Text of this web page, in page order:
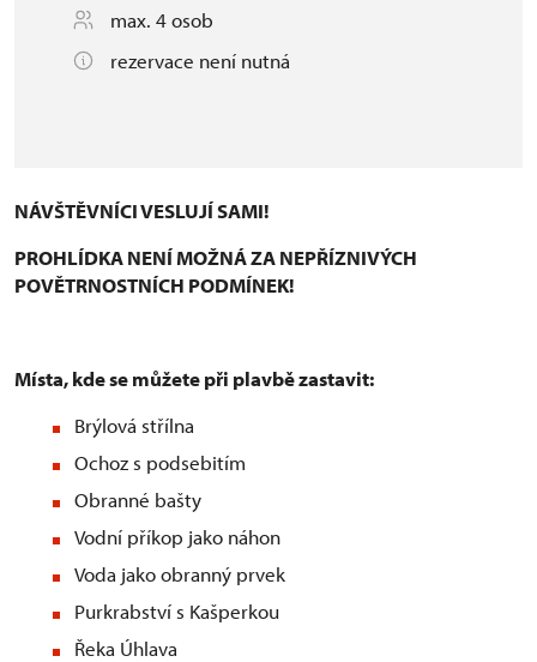
max. 4 osob
rezervace není nutná
NÁVŠTĚVNÍCI VESLUJÍ SAMI!
PROHLÍDKA NENÍ MOŽNÁ ZA NEPŘÍZNIVÝCH
POVĚTRNOSTNÍCH PODMÍNEK!
Místa, kde se můžete při plavbě zastavit:
Brýlová střílna
Ochoz s podsebitím
Obranné bašty
Vodní příkop jako náhon
Voda jako obranný prvek
Purkrabství s Kašperkou
Řeka Úhlava